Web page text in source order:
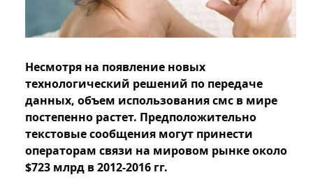
Несмотря на появление новых
технологический решений по передаче
данных, объем использования смс в мире
постепенно растет. Предположительно
текстовые сообщения могут принести
операторам связи на мировом рынке около
$723 млрд в 2012-2016 гг.